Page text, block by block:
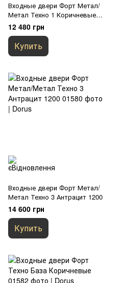
Входные двери Форт Метал/
Метал Техно 1 Коричневые
1200
12 480 грн
Купить
Входные двери Форт Метал/
Метал Техно 3 Антрацит 1200
14 600 грн
Купить